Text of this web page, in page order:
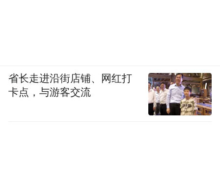
省长走进沿街店铺、网红打
卡点，与游客交流